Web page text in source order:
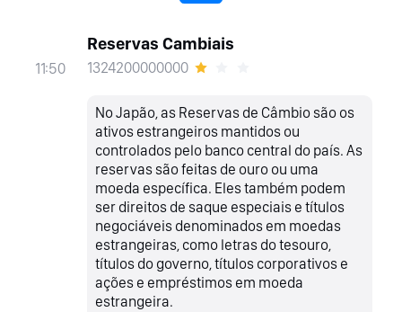
11:50
Reservas Cambiais
1324200000000
No Japão, as Reservas de Câmbio são os
ativos estrangeiros mantidos ou
controlados pelo banco central do país. As
reservas são feitas de ouro ou uma
moeda específica. Eles também podem
ser direitos de saque especiais e títulos
negociáveis denominados em moedas
estrangeiras, como letras do tesouro,
títulos do governo, títulos corporativos e
ações e empréstimos em moeda
estrangeira.